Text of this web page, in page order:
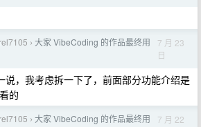
› 大家 VibeCoding 的作品最终用
7 月 23
日
说，我考虑拆一下了，前面部分功能介绍是
的
› 大家 VibeCoding 的作品最终用
7 月 22